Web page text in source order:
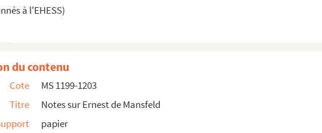
à l'EHESS)
du contenu
Cote
MS 1199-1203
Titre
Notes sur Ernest de Mansfeld
papier